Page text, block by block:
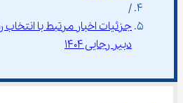
/
جزئیات اخبار مرتبط با
دبیر رجایی 1404